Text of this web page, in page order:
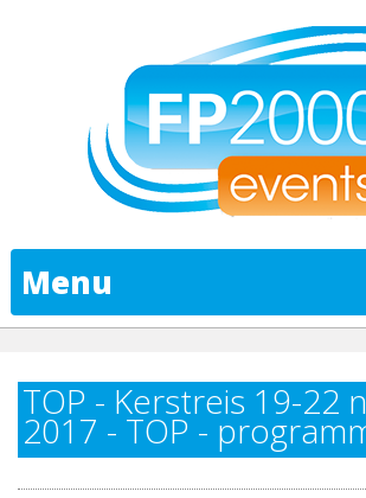
Menu
TOP - Kerstreis 19-22
2017 - TOP -